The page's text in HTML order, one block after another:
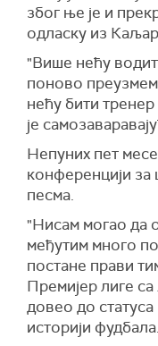
због ње је и
одласку из
"Више нећу
поново
нећу бити
је
Непуних пет
конференцији за
песма.
"Нисам могао да
међутим много
постане прави
Премијер лиге
довео до
историји фудбала.